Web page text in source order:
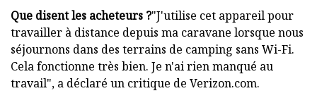
Que disent les acheteurs ?"J'utilise cet appareil pour
travailler à distance depuis ma caravane lorsque nous
séjournons dans des terrains de camping sans Wi-Fi.
Cela fonctionne très bien. Je n'ai rien manqué au
travail", a déclaré un critique de Verizon.com.